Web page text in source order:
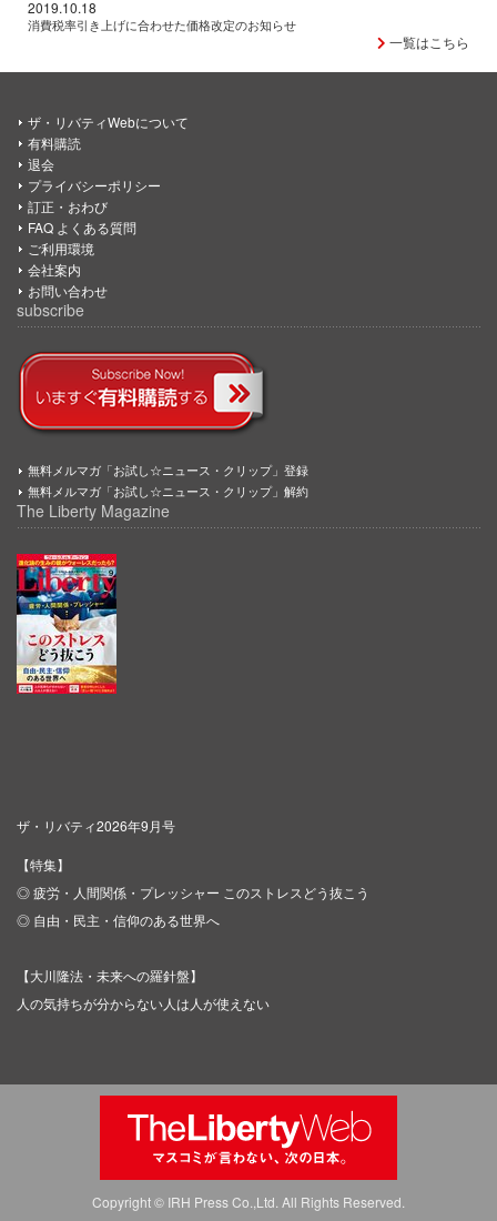
2019.10.18
消費税率引き上げに合わせた価格改定のお知らせ
一覧はこちら
ザ・リバティWebについて
有料購読
退会
プライバシーポリシー
訂正・おわび
FAQ よくある質問
ご利用環境
会社案内
お問い合わせ
subscribe
無料メルマガ「お試し☆ニュース・クリップ」登録
無料メルマガ「お試し☆ニュース・クリップ」解約
The Liberty Magazine
ザ・リバティ2026年9月号
【特集】
◎ 疲労・人間関係・プレッシャー このストレスどう抜こう
◎ 自由・民主・信仰のある世界へ
【大川隆法・未来への羅針盤】
人の気持ちが分からない人は人が使えない
Copyright © IRH Press Co.,Ltd. All Rights Reserved.